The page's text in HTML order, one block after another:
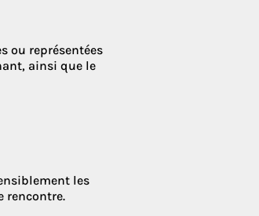
ou représentées
ainsi que le
les
rencontre.